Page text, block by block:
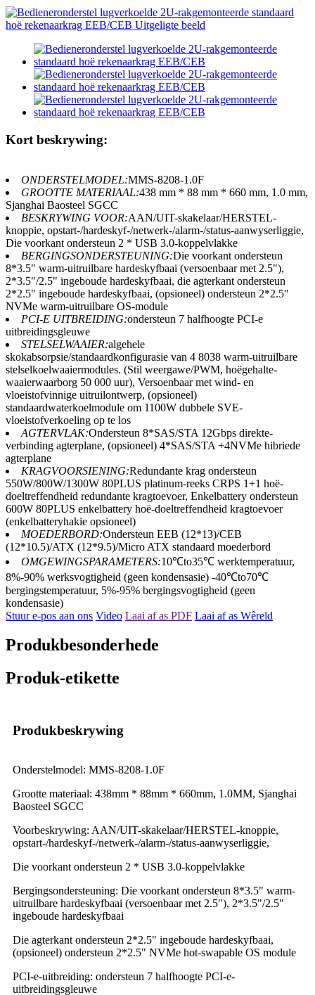
Kort beskrywing:
ONDERSTELMODEL:MMS-8208-1.0F
GROOTTE MATERIAAL:438 mm * 88 mm * 660 mm, 1.0 mm,
Sjanghai Baosteel SGCC
BESKRYWING VOOR:AAN/UIT-skakelaar/HERSTEL-
knoppie, opstart-/hardeskyf-/netwerk-/alarm-/status-aanwyserliggie,
Die voorkant ondersteun 2 * USB 3.0-koppelvlakke
BERGINGSONDERSTEUNING:Die voorkant ondersteun
8*3.5" warm-uitruilbare hardeskyfbaai (versoenbaar met 2.5"),
2*3.5"/2.5" ingeboude hardeskyfbaai, die agterkant ondersteun
2*2.5" ingeboude hardeskyfbaai, (opsioneel) ondersteun 2*2.5"
NVMe warm-uitruilbare OS-module
PCI-E UITBREIDING:ondersteun 7 halfhoogte PCI-e
uitbreidingsgleuwe
STELSELWAAIER:algehele
skokabsorpsie/standaardkonfigurasie van 4 8038 warm-uitruilbare
stelselkoelwaaiermodules. (Stil weergawe/PWM, hoëgehalte-
waaierwaarborg 50 000 uur), Versoenbaar met wind- en
vloeistofvinnige uitruilontwerp, (opsioneel)
standaardwaterkoelmodule om 1100W dubbele SVE-
vloeistofverkoeling op te los
AGTERVLAK:Ondersteun 8*SAS/STA 12Gbps direkte-
verbinding agterplane, (opsioneel) 4*SAS/STA +4NVMe hibriede
agterplane
KRAGVOORSIENING:Redundante krag ondersteun
550W/800W/1300W 80PLUS platinum-reeks CRPS 1+1 hoë-
doeltreffendheid redundante kragtoevoer, Enkelbattery ondersteun
600W 80PLUS enkelbattery hoë-doeltreffendheid kragtoevoer
(enkelbatteryhakie opsioneel)
MOEDERBORD:Ondersteun EEB (12*13)/CEB
(12*10.5)/ATX (12*9.5)/Micro ATX standaard moederbord
OMGEWINGSPARAMETERS:10℃to35℃ werktemperatuur,
8%-90% werksvogtigheid (geen kondensasie) -40℃to70℃
bergingstemperatuur, 5%-95% bergingsvogtigheid (geen
kondensasie)
Stuur e-pos aan ons Video Laai af as PDF Laai af as Wêreld
Produkbesonderhede
Produk-etikette
Produkbeskrywing
Onderstelmodel: MMS-8208-1.0F
Grootte materiaal: 438mm * 88mm * 660mm, 1.0MM, Sjanghai
Baosteel SGCC
Voorbeskrywing: AAN/UIT-skakelaar/HERSTEL-knoppie,
opstart-/hardeskyf-/netwerk-/alarm-/status-aanwyserliggie,
Die voorkant ondersteun 2 * USB 3.0-koppelvlakke
Bergingsondersteuning: Die voorkant ondersteun 8*3.5" warm-
uitruilbare hardeskyfbaai (versoenbaar met 2.5"), 2*3.5"/2.5"
ingeboude hardeskyfbaai
Die agterkant ondersteun 2*2.5" ingeboude hardeskyfbaai,
(opsioneel) ondersteun 2*2.5" NVMe hot-swapable OS module
PCI-e-uitbreiding: ondersteun 7 halfhoogte PCI-e-
uitbreidingsgleuwe